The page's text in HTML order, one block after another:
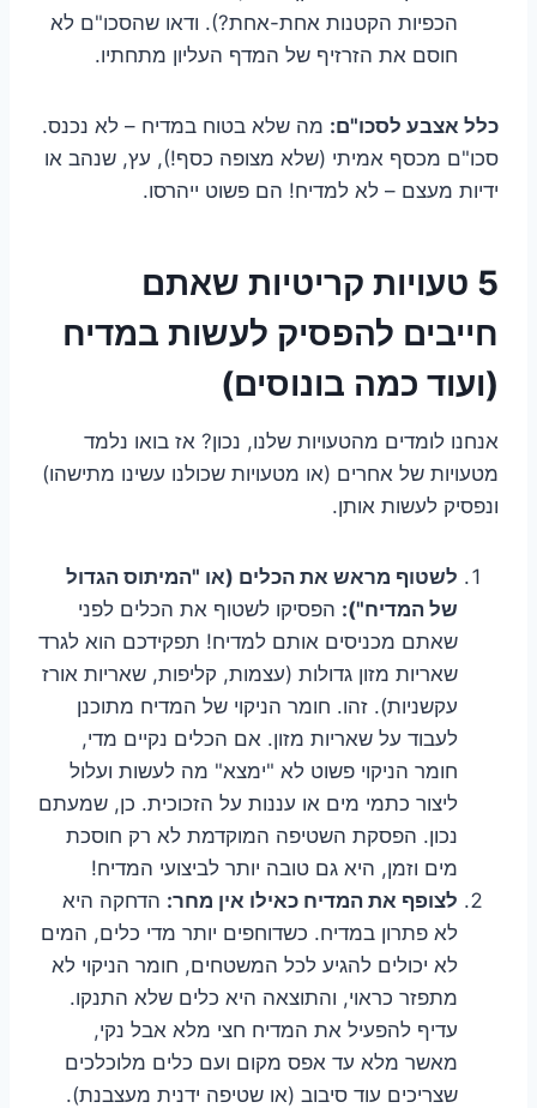
הכפיות הקטנות אחת-אחת?). ודאו שהסכו"ם לא
חוסם את הזרזיף של המדף העליון מתחתיו.
כלל אצבע לסכו"ם: מה שלא בטוח במדיח – לא נכנס.
סכו"ם מכסף אמיתי (שלא מצופה כסף!), עץ, שנהב או
ידיות מעצם – לא למדיח! הם פשוט ייהרסו.
5 טעויות קריטיות שאתם
חייבים להפסיק לעשות במדיח
(ועוד כמה בונוסים)
אנחנו לומדים מהטעויות שלנו, נכון? אז בואו נלמד
מטעויות של אחרים (או מטעויות שכולנו עשינו מתישהו)
ונפסיק לעשות אותן.
לשטוף מראש את הכלים (או "המיתוס הגדול
של המדיח"): הפסיקו לשטוף את הכלים לפני
שאתם מכניסים אותם למדיח! תפקידכם הוא לגרד
שאריות מזון גדולות (עצמות, קליפות, שאריות אורז
עקשניות). זהו. חומר הניקוי של המדיח מתוכנן
לעבוד על שאריות מזון. אם הכלים נקיים מדי,
חומר הניקוי פשוט לא "ימצא" מה לעשות ועלול
ליצור כתמי מים או עננות על הזכוכית. כן, שמעתם
נכון. הפסקת השטיפה המוקדמת לא רק חוסכת
מים וזמן, היא גם טובה יותר לביצועי המדיח!
לצופף את המדיח כאילו אין מחר: הדחקה היא
לא פתרון במדיח. כשדוחפים יותר מדי כלים, המים
לא יכולים להגיע לכל המשטחים, חומר הניקוי לא
מתפזר כראוי, והתוצאה היא כלים שלא התנקו.
עדיף להפעיל את המדיח חצי מלא אבל נקי,
מאשר מלא עד אפס מקום ועם כלים מלוכלכים
שצריכים עוד סיבוב (או שטיפה ידנית מעצבנת).